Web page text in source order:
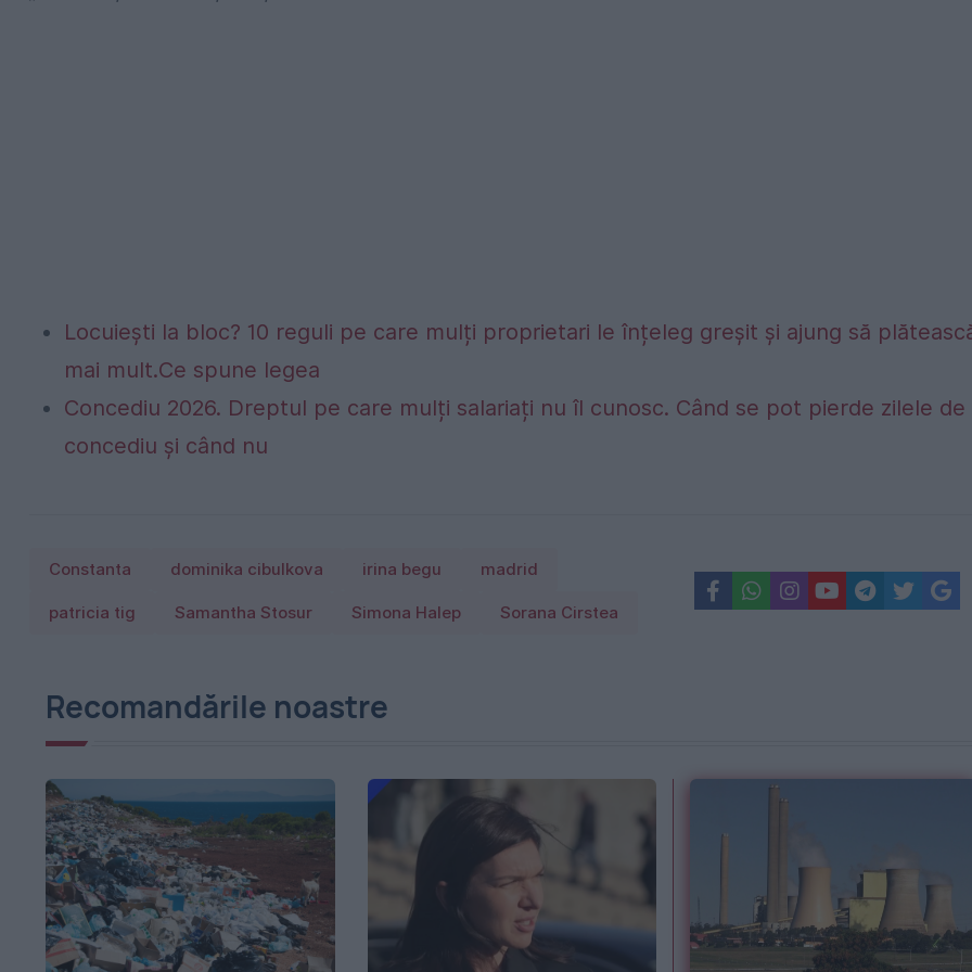
Locuiești la bloc? 10 reguli pe care mulți proprietari le înțeleg greșit și ajung să
mai mult.Ce spune legea
Concediu 2026. Dreptul pe care mulți salariați nu îl cunosc. Când se pot pierde zilele de
concediu și când nu
Constanta dominika cibulkova irina begu madrid
patricia tig Samantha Stosur Simona Halep Sorana Cirstea
Recomandările noastre